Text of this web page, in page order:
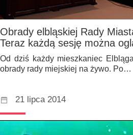
Obrady elbląskiej Rady
Teraz każdą sesję można
Od dziś każdy mieszkaniec
obrady rady miejskiej na żywo. Po…
21 lipca 2014